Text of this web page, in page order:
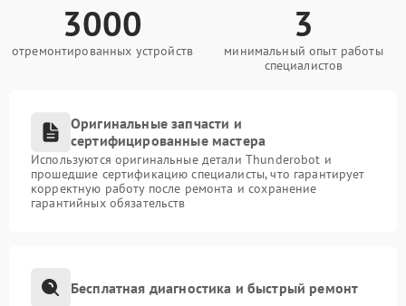
3000
отремонтированных устройств
3
минимальный опыт работы
специалистов
Оригинальные запчасти и
сертифицированные мастера
Используются оригинальные детали Thunderobot и
прошедшие сертификацию специалисты, что гарантирует
корректную работу после ремонта и сохранение
гарантийных обязательств
Бесплатная диагностика и быстрый ремонт